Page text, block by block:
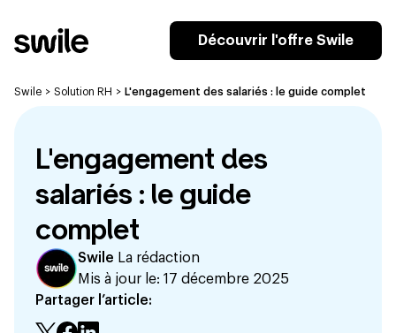
Découvrir l'offre Swile
Swile > Solution RH > L'engagement des salariés : le guide complet
L'engagement des
salariés : le guide
complet
Swile La rédaction
Mis à jour le: 17 décembre 2025
Partager l’article: